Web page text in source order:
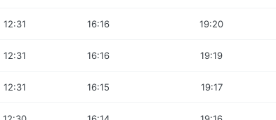
12:31 16:16 19:20
12:31 16:16 19:19
12:31 16:15 19:17